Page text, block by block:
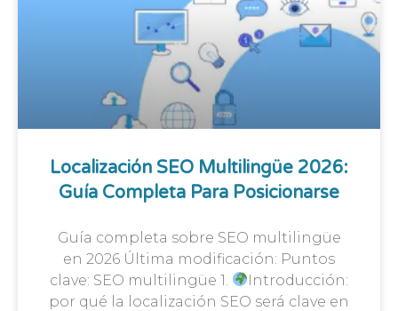
Localización SEO Multilingüe 2026:
Guía Completa Para Posicionarse
Guía completa sobre SEO multilingüe
en 2026 Última modificación: Puntos
clave: SEO multilingüe 1.
Introducción:
por qué la localización SEO será clave en